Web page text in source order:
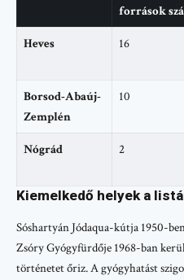
források
Heves 16
Borsod-Abaúj-
Zemplén
10
Nógrád 2
Kiemelkedő helyek a
Sóshartyán Jódaqua-kútja 1950-
Zsóry Gyógyfürdője 1968-ban
történetet őriz. A gyógyhatást